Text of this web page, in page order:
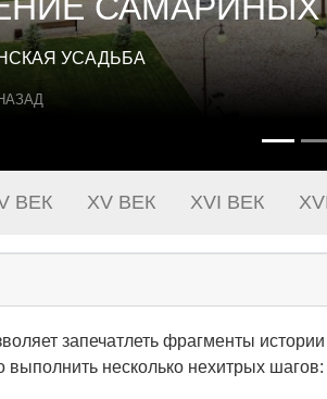
В СЕЛЕ СМОЛЬКОВО,
НАЗАД
ВЕК XV ВЕК XVI ВЕК
запечатлеть фрагменты
выполнить несколько нехитрых шагов: